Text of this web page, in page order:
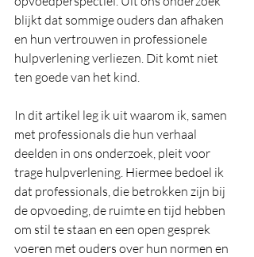
blijkt dat sommige ouders dan afhaken
en hun vertrouwen in professionele
hulpverlening verliezen. Dit komt niet
ten goede van het kind.
In dit artikel leg ik uit waarom ik, samen
met professionals die hun verhaal
deelden in ons onderzoek, pleit voor
trage hulpverlening. Hiermee bedoel ik
dat professionals, die betrokken zijn bij
de opvoeding, de ruimte en tijd hebben
om stil te staan en een open gesprek
voeren met ouders over hun normen en